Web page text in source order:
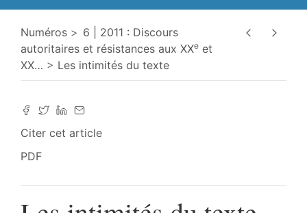
Numéros
6 | 2011 : Discours
autoritaires et résistances aux XXe et
XX… Les intimités du texte
Citer cet article
PDF